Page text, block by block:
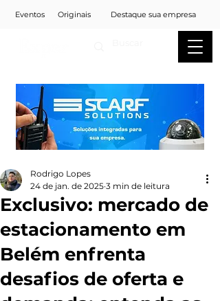
Eventos Originais Destaque sua empresa
Exclusivo: mercado de
estacionamento em
Belém enfrenta
desafios de oferta e
Rodrigo Lopes
24 de jan. de 2025 3 min de leitura